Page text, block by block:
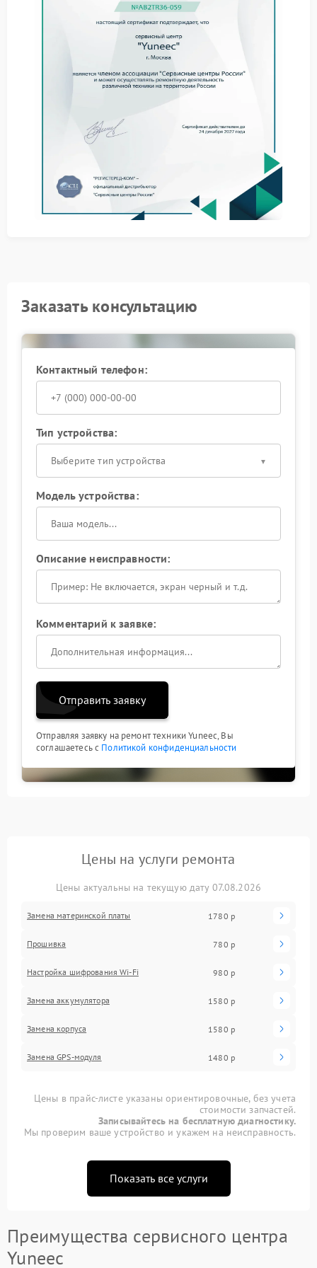
результата, требуется аппаратная диагностика. Она
выявляет неисправности модуля Wi-Fi или
радиочастотного приемопередатчика, сбои в
прошивке, а также физические повреждения
антенных систем. Специализированный сервис
Yuneec располагает необходимыми средствами для
точного анализа.
модулей пульта ДУ.
Контроль работоспособности приемника на плате
программного обеспечения.
Для корректного функционирования всей системы
используются оригинальные запчасти и фирменный
софт. Доверяя сервисному центру Yuneec, вы
Заказать консультацию
Контактный телефон:
Тип устройства:
Выберите тип устройства
Модель устройства:
Описание неисправности:
Комментарий к заявке:
Отправить заявку
Отправляя заявку на ремонт техники Yuneec, Вы
соглашаетесь с Политикой конфиденциальности
Цены на услуги ремонта
Цены актуальны на текущую дату 07.08.2026
Замена материнской платы 1780 р
Прошивка 780 р
Настройка шифрования Wi-Fi 980 р
Замена аккумулятора 1580 р
Замена корпуса 1580 р
Замена GPS-модуля 1480 р
Цены в прайс-листе указаны ориентировочные, без учета
стоимости запчастей.
Записывайтесь на бесплатную диагностику.
Мы проверим ваше устройство и укажем на неисправность.
Показать все услуги
Преимущества сервисного центра
Yuneec